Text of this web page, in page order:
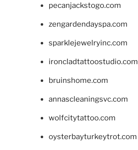
pecanjackstogo.com
zengardendayspa.com
sparklejewelryinc.com
ironcladtattoostudio.com
bruinshome.com
annascleaningsvc.com
wolfcitytattoo.com
oysterbayturkeytrot.com